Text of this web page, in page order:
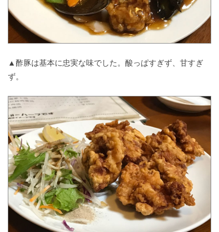
▲酢豚は基本に忠実な味でした。酸っぱすぎず、甘すぎ
ず。